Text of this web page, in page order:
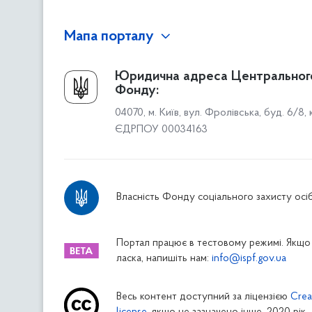
Мапа порталу
Про Фонд
Керівництво
Структура Фонду
Територіальні відділення
Дніпропетровське відділення
Житомирське відділення
Закарпатське відділення
Запорізьке відділення
Івано-Франківське відділення
Юридична адреса
Фонду:
04070, м. Київ, вул. Фролівська, буд. 6/8,
ЄДРПОУ 00034163
Власність Фонду соціального захисту осіб
Портал працює в тестовому режимі. Якщо
ласка, напишіть нам: info@ispf.gov.ua
Весь контент доступний за ліцензією